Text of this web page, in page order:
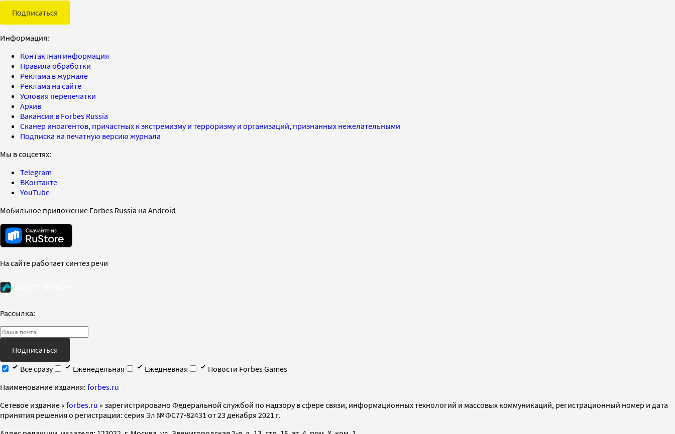
Подписаться
Информация:
Контактная информация
Правила обработки
Реклама в журнале
Реклама на сайте
Условия перепечатки
Архив
Вакансии в Forbes Russia
Сканер иноагентов, причастных к экстремизму и терроризму и организаций, признанных нежелательными
Подписка на печатную версию журнала
Мы в соцсетях:
Telegram
ВКонтакте
YouTube
Мобильное приложение Forbes Russia на Android
На сайте работает синтез речи
Рассылка:
Подписаться
Все сразу
Еженедельная Ежедневная
Новости Forbes Games
Наименование издания: forbes.ru
Cетевое издание « forbes.ru » зарегистрировано Федеральной службой по надзору в сфере связи, информационных технологий и массовых коммуникаций, регистрационный номер и дата
принятия решения о регистрации: серия Эл № ФС77-82431 от 23 декабря 2021 г.